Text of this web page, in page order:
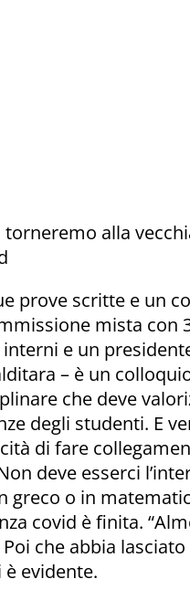
torneremo alla
prove scritte e un
mista con
e un
– è un
che deve
degli studenti. E
di fare
deve esserci
greco o in
covid è finita.
che abbia lasciato
evidente.